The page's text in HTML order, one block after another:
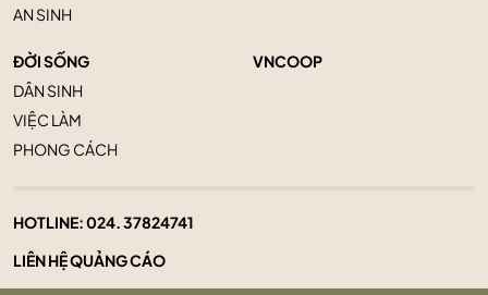
AN SINH
ĐỜI SỐNG
DÂN SINH
VIỆC LÀM
PHONG CÁCH
VNCOOP
HOTLINE:024. 37824741
LIÊN HỆ QUẢNG CÁO